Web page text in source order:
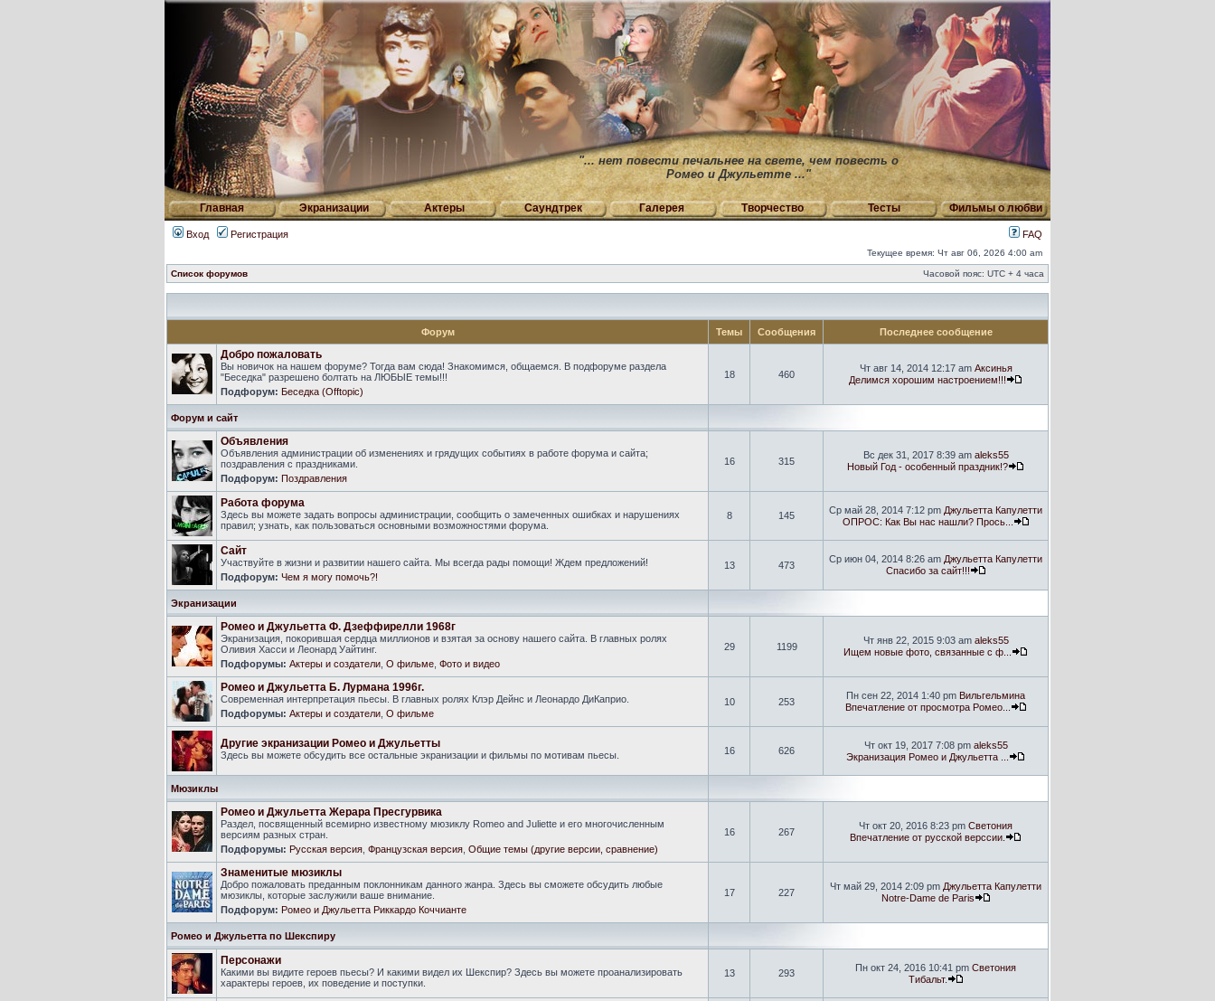
"... нет повести печальнее на свете, чем повесть о
Ромео и Джульетте ..."
Главная Экранизации Актеры Саундтрек Галерея Творчество Тесты Фильмы о любви
Вход Регистрация FAQ
Текущее время: Чт авг 06, 2026 4:00 am
Список форумов Часовой пояс: UTC + 4 часа
Форум Темы Сообщения Последнее сообщение
Добро пожаловать
Вы новичок на нашем форуме? Тогда вам сюда! Знакомимся, общаемся. В подфоруме раздела
"Беседка" разрешено болтать на ЛЮБЫЕ темы!!!
Подфорум: Беседка (Offtopic)
18 460
Чт авг 14, 2014 12:17 am Аксинья
Делимся хорошим настроением!!!
Форум и сайт
Объявления
Объявления администрации об изменениях и грядущих событиях в работе форума и сайта;
поздравления с праздниками.
Подфорум: Поздравления
16 315
Вс дек 31, 2017 8:39 am aleks55
Новый Год - особенный праздник!?
Работа форума
Здесь вы можете задать вопросы администрации, сообщить о замеченных ошибках и нарушениях
правил; узнать, как пользоваться основными возможностями форума.
8 145 Ср май 28, 2014 7:12 pm Джульетта Капулетти
ОПРОС: Как Вы нас нашли? Прось...
Сайт
Участвуйте в жизни и развитии нашего сайта. Мы всегда рады помощи! Ждем предложений!
Подфорум: Чем я могу помочь?!
13 473
Ср июн 04, 2014 8:26 am Джульетта Капулетти
Спасибо за сайт!!!
Экранизации
Ромео и Джульетта Ф. Дзеффирелли 1968г
Экранизация, покорившая сердца миллионов и взятая за основу нашего сайта. В главных ролях
Оливия Хасси и Леонард Уайтинг.
Подфорумы: Актеры и создатели О фильме Фото и видео
29 1199
Чт янв 22, 2015 9:03 am aleks55
Ищем новые фото, связанные с ф...
Ромео и Джульетта Б. Лурмана 1996г.
Современная интерпретация пьесы. В главных ролях Клэр Дейнс и Леонардо ДиКаприо.
Подфорумы: Актеры и создатели О фильме
10 253
Пн сен 22, 2014 1:40 pm Вильгельмина
Впечатление от просмотра Ромео...
Другие экранизации Ромео и Джульетты
Здесь вы можете обсудить все остальные экранизации и фильмы по мотивам пьесы. 16 626 Чт окт 19, 2017 7:08 pm aleks55
Экранизация Ромео и Джульетта ...
Мюзиклы
Ромео и Джульетта Жерара Пресгурвика
Раздел, посвященный всемирно известному мюзиклу Romeo and Juliette и его многочисленным
версиям разных стран.
Подфорумы: Русская версия Французская версия Общие темы (другие версии, сравнение)
16 267
Чт окт 20, 2016 8:23 pm Светония
Впечатление от русской верссии.
Знаменитые мюзиклы
Добро пожаловать преданным поклонникам данного жанра. Здесь вы сможете обсудить любые
мюзиклы, которые заслужили ваше внимание.
Подфорум: Ромео и Джульетта Риккардо Коччианте
17 227
Чт май 29, 2014 2:09 pm Джульетта Капулетти
Notre-Dame de Paris
Ромео и Джульетта по Шекспиру
Персонажи
Какими вы видите героев пьесы? И какими видел их Шекспир? Здесь вы можете проанализировать
характеры героев, их поведение и поступки.
13 293 Пн окт 24, 2016 10:41 pm Светония
Тибальт.